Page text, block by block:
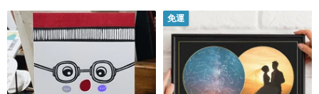
免運